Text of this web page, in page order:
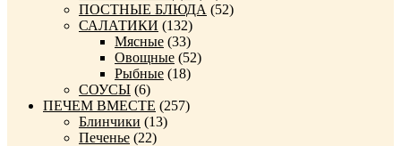
ПОСТНЫЕ БЛЮДА (52)
САЛАТИКИ (132)
Мясные (33)
Овощные (52)
Рыбные (18)
СОУСЫ (6)
ПЕЧЕМ ВМЕСТЕ (257)
Блинчики (13)
Печенье (22)